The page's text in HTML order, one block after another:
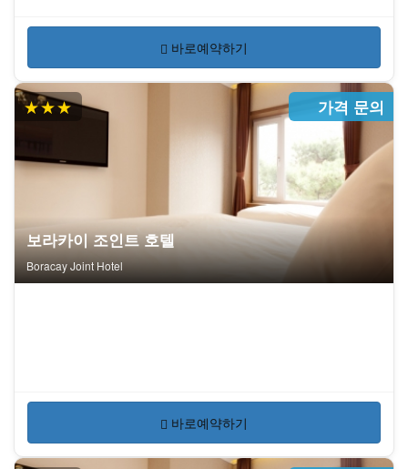
바로예약하기
★★★ 가격 문의
보라카이 조인트 호텔
Boracay Joint Hotel
바로예약하기